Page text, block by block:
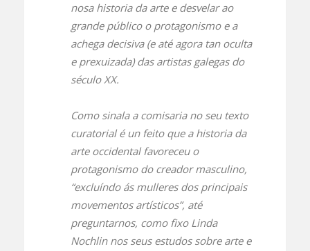
nosa historia da arte e desvelar ao
grande público o protagonismo e a
achega decisiva (e até agora tan oculta
e prexuizada) das artistas galegas do
século XX.
Como sinala a comisaria no seu texto
curatorial é un feito que a historia da
arte occidental favoreceu o
protagonismo do creador masculino,
“excluíndo ás mulleres dos principais
movementos artísticos”, até
preguntarnos, como fixo Linda
Nochlin nos seus estudos sobre arte e